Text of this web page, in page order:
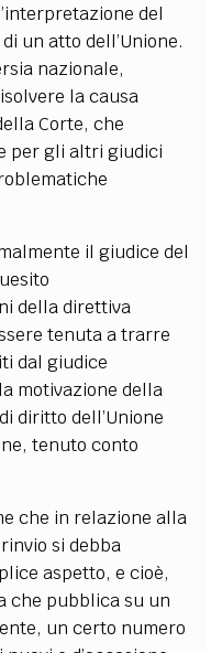
del
un atto dell’Unione.
nazionale,
la causa
Corte, che
per gli altri giudici
il giudice del
della direttiva
tenuta a trarre
dal giudice
motivazione della
diritto dell’Unione
tenuto conto
che in relazione alla
si debba
aspetto, e cioè,
che pubblica su un
un certo numero